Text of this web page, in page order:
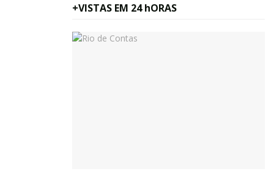
+VISTAS EM 24 hORAS